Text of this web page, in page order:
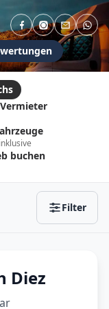
buchen
Filter
Integriert
Diez